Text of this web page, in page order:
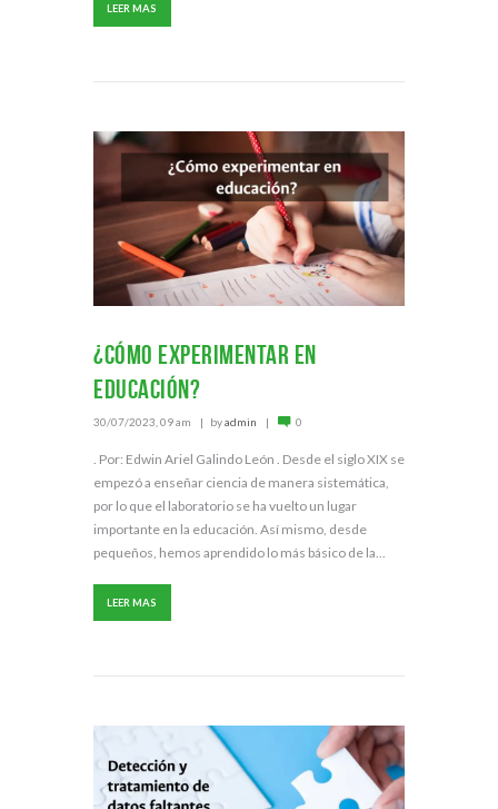
LEER MAS
¿Cómo experimentar en
educación?
30/07/2023, 09 am byadmin 0
. Por: Edwin Ariel Galindo León . Desde el siglo XIX se
empezó a enseñar ciencia de manera sistemática,
por lo que el laboratorio se ha vuelto un lugar
importante en la educación. Así mismo, desde
pequeños, hemos aprendido lo más básico de la...
LEER MAS